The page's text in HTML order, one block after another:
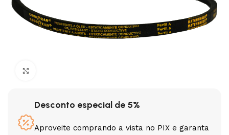
Desconto especial de 5%
Aproveite comprando a vista no PIX e garanta